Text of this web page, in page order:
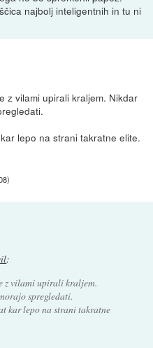
najbolj inteligentnih in tu ni
z vilami upirali kraljem. Nikdar
lepo na strani takratne elite.
)
:
z vilami upirali kraljem.
spregledati.
kar lepo na strani takratne